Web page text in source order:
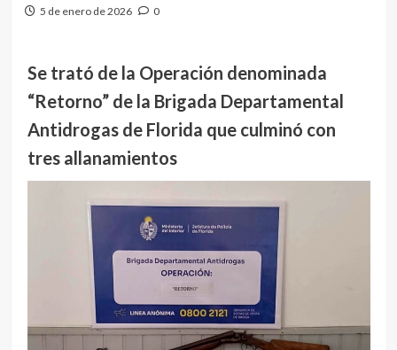
5 de enero de 2026 0
Se trató de la Operación denominada
“Retorno” de la Brigada Departamental
Antidrogas de Florida que culminó con
tres allanamientos